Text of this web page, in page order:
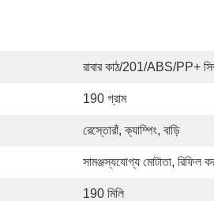
রাবার কাঠ/201/ABS/PP+
190 গ্রাম
রেস্তোরাঁ, ক্যাম্পিং, বাড়ি
সামঞ্জস্যযোগ্য মোটাতা, রিফিল
190 মিলি